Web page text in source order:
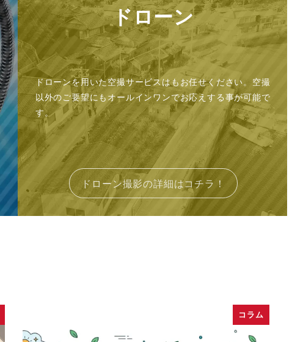
ドローン
ドローンを用いた空撮サービスはもお任せください。空撮
以外のご要望にもオールインワンでお応えする事が可能で
す。
ドローン撮影の詳細はコチラ！
コラム